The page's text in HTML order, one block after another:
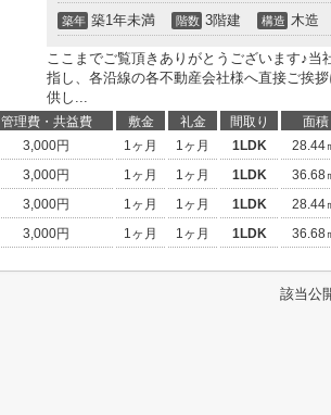
築年 築1年未満 階数 3階建 構造 木造
ここまでご覧頂きありがとうございます♪当
指し、各沿線の各不動産会社様へ直接ご挨
供し...
管理費・共益費 敷金 礼金 間取り 面積
3,000円 1ヶ月 1ヶ月 1LDK 28.44
3,000円 1ヶ月 1ヶ月 1LDK 36.68
3,000円 1ヶ月 1ヶ月 1LDK 28.44
3,000円 1ヶ月 1ヶ月 1LDK 36.68
該当公